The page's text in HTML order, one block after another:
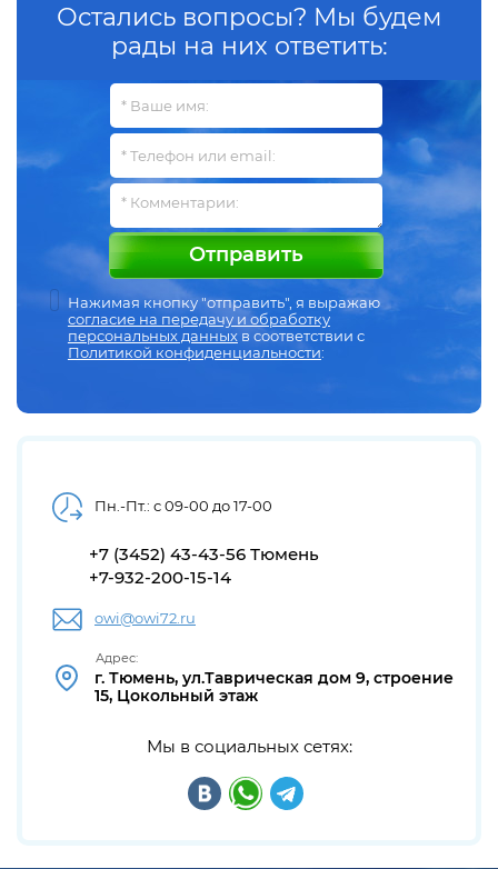
Остались вопросы? Мы будем
рады на них ответить:
Отправить
Нажимая кнопку "отправить", я выражаю
согласие на передачу и обработку
персональных данныхв соответствии с
Политикой конфиденциальности:
Пн.-Пт.: с 09-00 до 17-00
+7 (3452) 43-43-56 Тюмень
+7-932-200-15-14
owi@owi72.ru
Адрес:
г. Тюмень, ул.Таврическая дом 9, строение
15, Цокольный этаж
Мы в социальных сетях: